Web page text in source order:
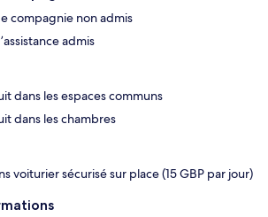
compagnie non admis
admis
dans les espaces communs
dans les chambres
voiturier sécurisé sur place (15 GBP par jour)